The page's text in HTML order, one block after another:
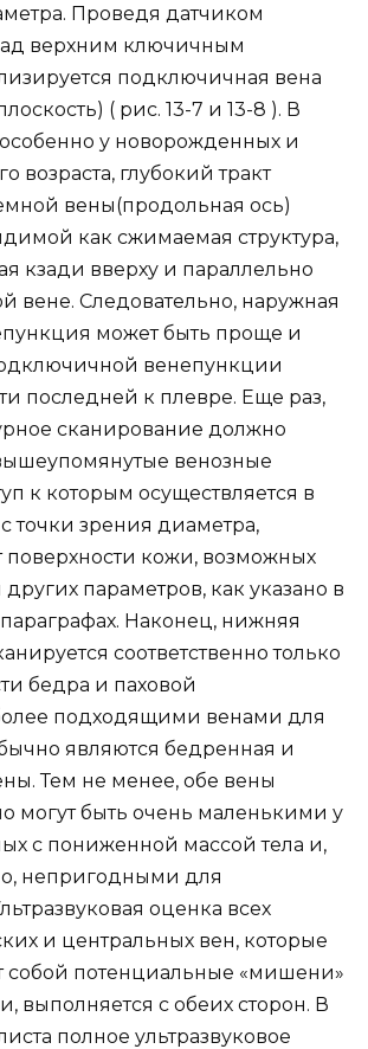
Проведя датчиком
верхним ключичным
подключичная вена
( рис. 13-7 и 13-8 ). В
особенно у новорожденных и
возраста, глубокий тракт
вены(продольная ось)
как сжимаемая структура,
кзади вверху и параллельно
вене. Следовательно, наружная
может быть проще и
венепункции
последней к плевре. Еще раз,
сканирование должно
венозные
к которым осуществляется в
точки зрения диаметра,
поверхности кожи, возможных
параметров, как указано в
Наконец, нижняя
соответственно только
бедра и паховой
подходящими венами для
являются бедренная и
Тем не менее, обе вены
могут быть очень маленькими у
с пониженной массой тела и,
непригодными для
оценка всех
и центральных вен, которые
собой потенциальные «мишени»
выполняется с обеих сторон. В
полное ультразвуковое